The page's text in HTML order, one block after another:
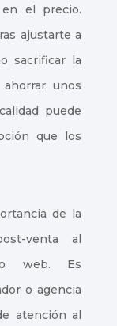
el precio.
ajustarte a
sacrificar la
unos
puede
que los
de la
venta al
web. Es
o agencia
atención al